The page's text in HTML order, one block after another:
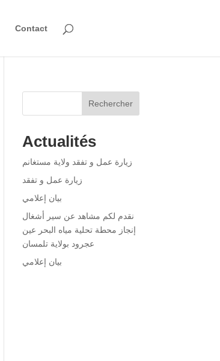
Contact
Rechercher
Actualités
زيارة عمل و تفقد ولاية مستغانم
زيارة عمل و تفقد
بيان إعلامي
نقدم لكم مشاهد عن سير أشغال
إنجاز محطة تحلية مياه البحر عين
عجرود بولاية تلمسان
بيان إعلامي